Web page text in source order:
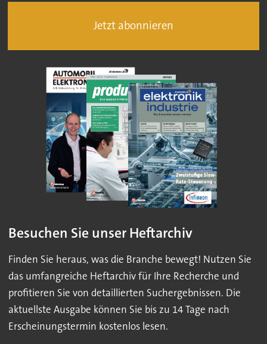
Jetzt abonnieren
Besuchen Sie unser Heftarchiv
Finden Sie heraus, was die Branche bewegt! Nutzen Sie
das umfangreiche Heftarchiv für Ihre Recherche und
profitieren Sie von detaillierten Suchergebnissen. Die
aktuellste Ausgabe können Sie bis zu 14 Tage nach
Erscheinungstermin kostenlos lesen.